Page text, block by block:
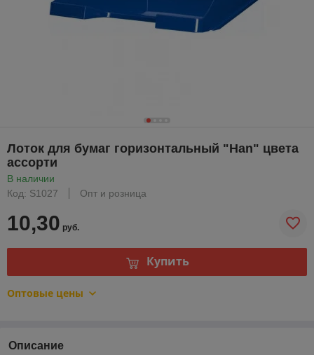
Лоток для бумаг горизонтальный "Han" цвета
ассорти
В наличии
Код: S1027
Опт и розница
10,30 руб.
Купить
Оптовые цены
Описание